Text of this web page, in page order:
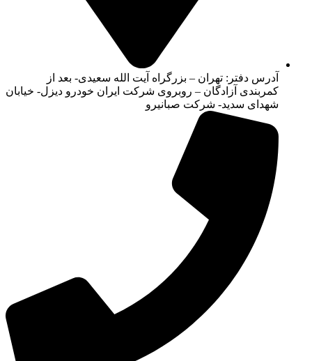
آدرس دفتر: تهران – بزرگراه آیت الله سعیدی- بعد از
کمربندی آزادگان – روبروی شرکت ایران خودرو دیزل- خیابان
شهدای سدید- شرکت صبانیرو